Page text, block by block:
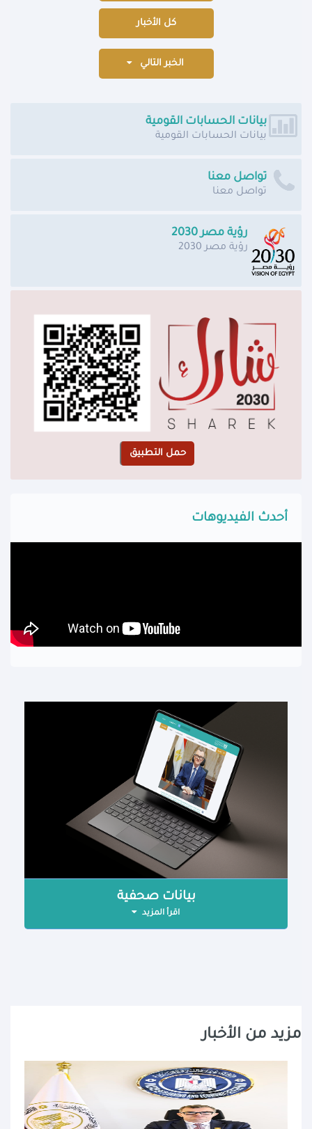
كل الأخبار
الخبر التالي
بيانات الحسابات القومية
بيانات الحسابات القومية
تواصل معنا
تواصل معنا
رؤية مصر 2030
رؤية مصر 2030
أحدث الفيديوهات
بيانات صحفية
اقرأ المزيد
مزيد من الأخبار